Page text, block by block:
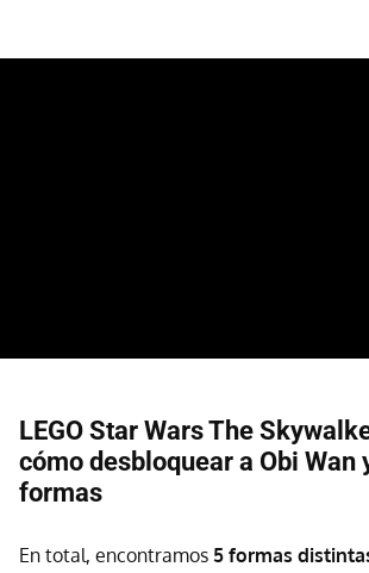
LEGO Star Wars The
cómo desbloquear a Obi Wan
formas
En total, encontramos 5 formas